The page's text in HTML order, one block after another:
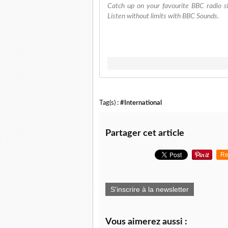
Catch up on your favourite BBC radio
Listen without limits with BBC Sounds.
Tag(s) : #International
Partager cet article
S'inscrire à la newsletter
Vous aimerez aussi :